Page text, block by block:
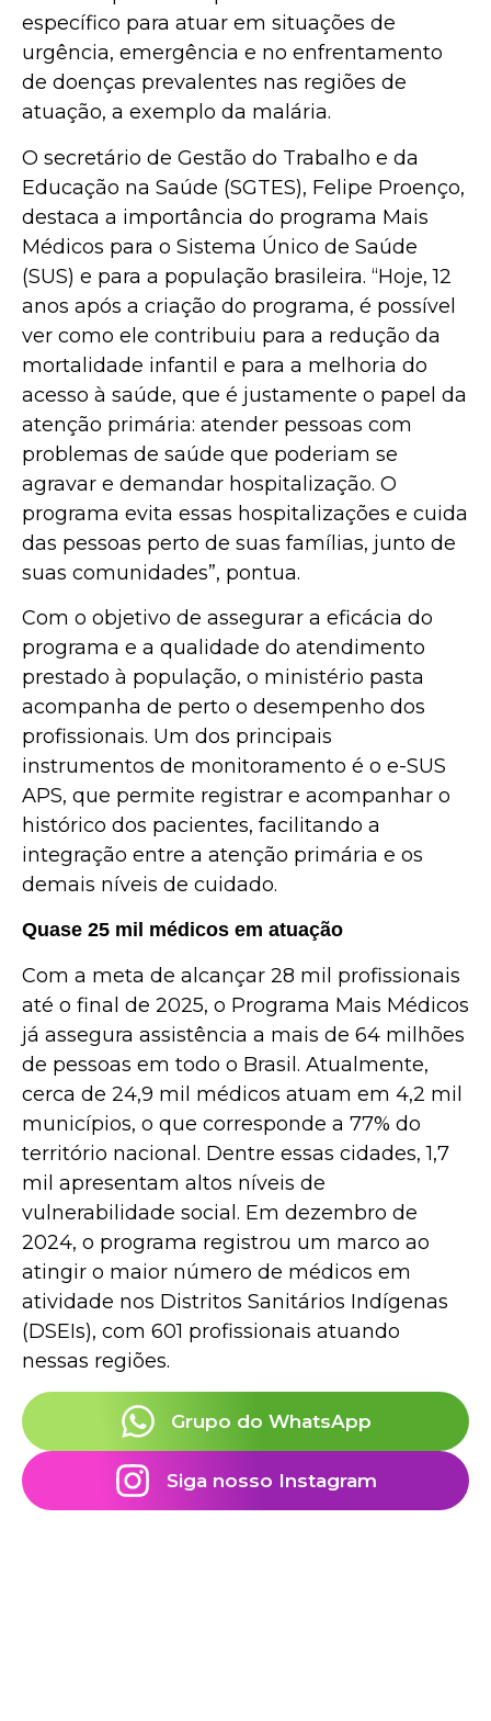
específico para atuar em situações de
urgência, emergência e no enfrentamento
de doenças prevalentes nas regiões de
atuação, a exemplo da malária.
O secretário de Gestão do Trabalho e da
Educação na Saúde (SGTES), Felipe Proenço,
destaca a importância do programa Mais
Médicos para o Sistema Único de Saúde
(SUS) e para a população brasileira. “Hoje, 12
anos após a criação do programa, é possível
ver como ele contribuiu para a redução da
mortalidade infantil e para a melhoria do
acesso à saúde, que é justamente o papel da
atenção primária: atender pessoas com
problemas de saúde que poderiam se
agravar e demandar hospitalização. O
programa evita essas hospitalizações e cuida
das pessoas perto de suas famílias, junto de
suas comunidades”, pontua.
Com o objetivo de assegurar a eficácia do
programa e a qualidade do atendimento
prestado à população, o ministério pasta
acompanha de perto o desempenho dos
profissionais. Um dos principais
instrumentos de monitoramento é o e-SUS
APS, que permite registrar e acompanhar o
histórico dos pacientes, facilitando a
integração entre a atenção primária e os
demais níveis de cuidado.
Quase 25 mil médicos em atuação
Com a meta de alcançar 28 mil profissionais
até o final de 2025, o Programa Mais Médicos
já assegura assistência a mais de 64 milhões
de pessoas em todo o Brasil. Atualmente,
cerca de 24,9 mil médicos atuam em 4,2 mil
municípios, o que corresponde a 77% do
território nacional. Dentre essas cidades, 1,7
mil apresentam altos níveis de
vulnerabilidade social. Em dezembro de
2024, o programa registrou um marco ao
atingir o maior número de médicos em
atividade nos Distritos Sanitários Indígenas
(DSEIs), com 601 profissionais atuando
nessas regiões.
Grupo do WhatsApp
Siga nosso Instagram